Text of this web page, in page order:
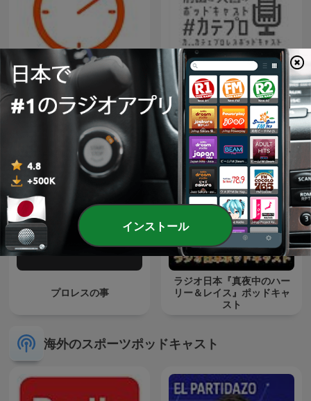
タイマーが大好き
カ、、カテェプロレスポッ
ドキャスト
プロレスの事
ラジオ日本『真夜中のハー
リー＆レイス』ポッドキャ
スト
海外のスポーツポッドキャスト
インストール